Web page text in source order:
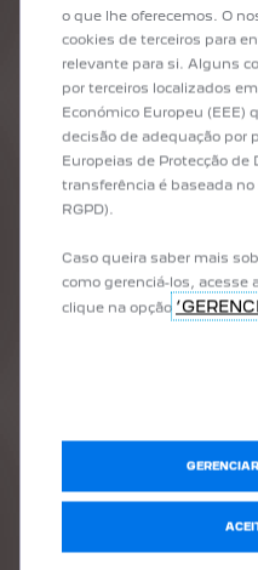
SERVIÇOS FINANCEIROS
o que lhe oferecemos. O
cookies de terceiros para
relevante para si. Alguns
por terceiros localizados
Económico Europeu (EEE)
decisão de adequação por
Europeias de Protecção de
transferência é baseada
RGPD).
Caso queira saber mais
como gerenciá-los, acesse
clique na opção